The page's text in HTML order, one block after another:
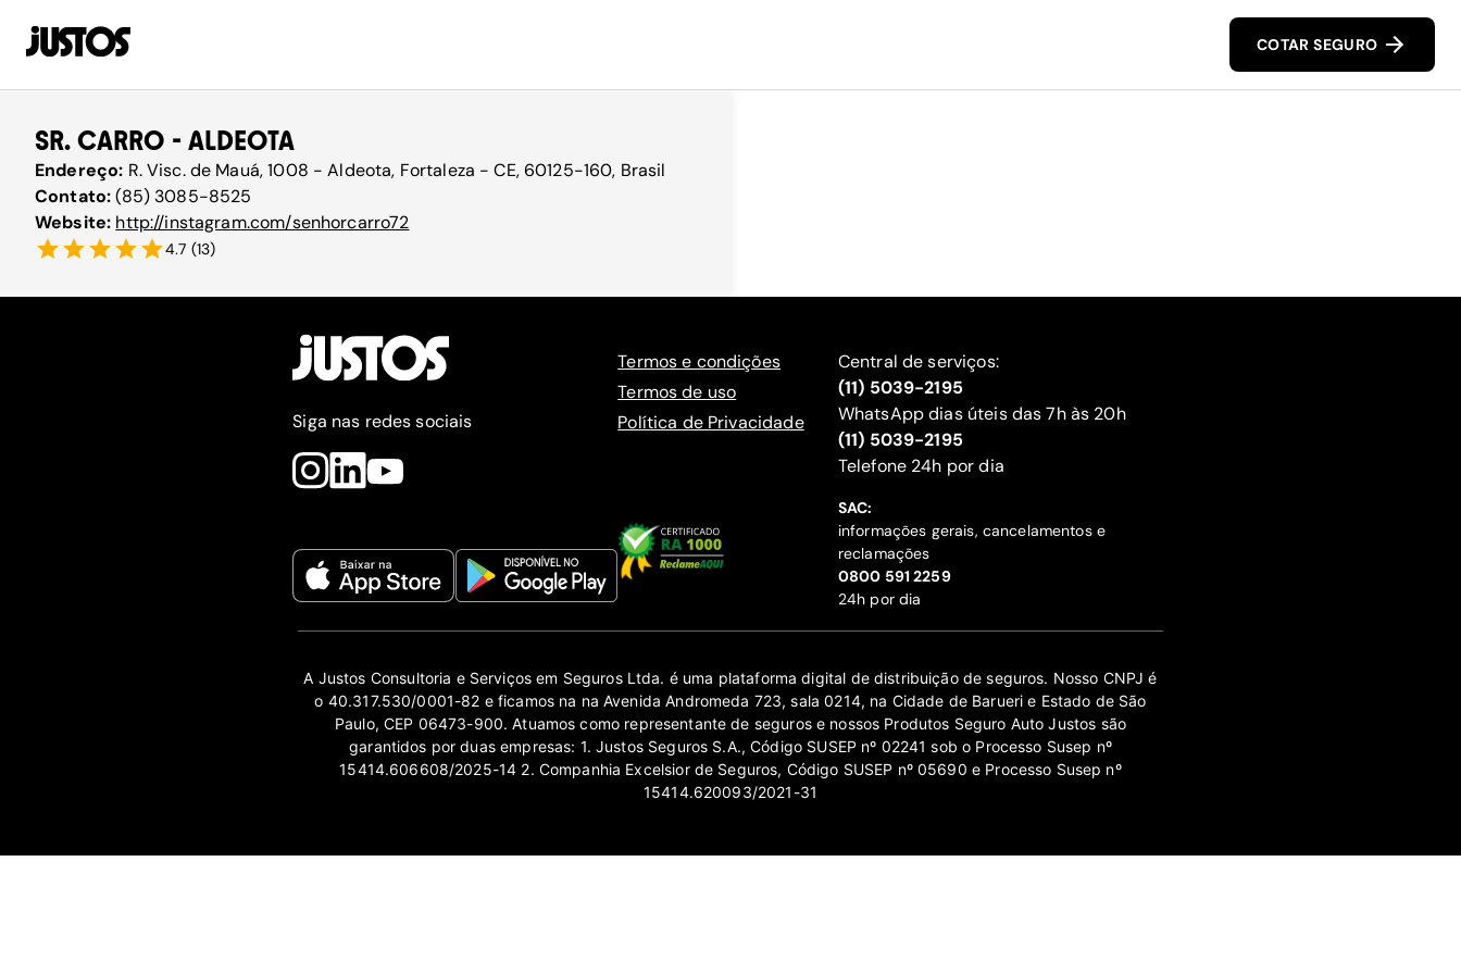
COTAR SEGURO
SR. CARRO - ALDEOTA
Endereço: R. Visc. de Mauá, 1008 - Aldeota, Fortaleza - CE, 60125-160, Brasil
Contato:(85) 3085-8525
Website: http://instagram.com/senhorcarro72
4.7 (13)
Siga nas redes sociais
Termos e condições
Termos de uso
Política de Privacidade
Central de serviços:
(11) 5039-2195
WhatsApp dias úteis das 7h às 20h
(11) 5039-2195
‍Telefone 24h por dia
SAC:
informações gerais, cancelamentos e
reclamações
‍0800 591 2259
24h por dia
A Justos Consultoria e Serviços em Seguros Ltda. é uma plataforma digital de distribuição de seguros. Nosso CNPJ é
o 40.317.530/0001-82 e ficamos na na Avenida Andromeda 723, sala 0214, na Cidade de Barueri e Estado de São
Paulo, CEP 06473-900. Atuamos como representante de seguros e nossos Produtos Seguro Auto Justos são
garantidos por duas empresas: 1. Justos Seguros S.A., Código SUSEP nº 02241 sob o Processo Susep nº
15414.606608/2025-14 2. Companhia Excelsior de Seguros, Código SUSEP nº 05690 e Processo Susep nº
15414.620093/2021-31